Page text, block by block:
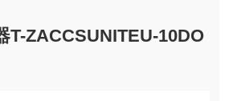
T-ZACCSUNITEU-10DO